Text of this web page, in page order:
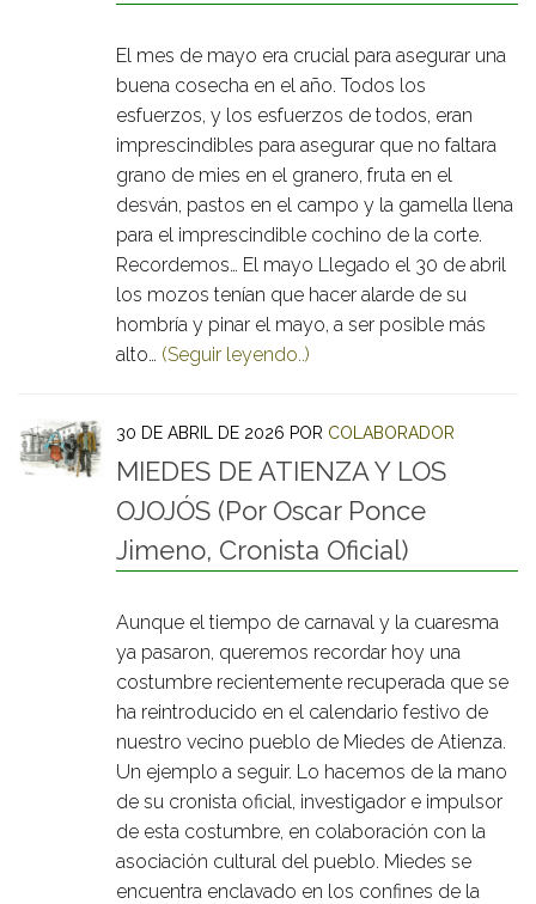
El mes de mayo era crucial para asegurar una
buena cosecha en el año. Todos los
esfuerzos, y los esfuerzos de todos, eran
imprescindibles para asegurar que no faltara
grano de mies en el granero, fruta en el
desván, pastos en el campo y la gamella llena
para el imprescindible cochino de la corte.
Recordemos… El mayo Llegado el 30 de abril
los mozos tenían que hacer alarde de su
hombría y pinar el mayo, a ser posible más
alto… (Seguir leyendo..)
30 DE ABRIL DE 2026 POR COLABORADOR
MIEDES DE ATIENZA Y LOS
OJOJÓS (Por Oscar Ponce
Jimeno, Cronista Oficial)
Aunque el tiempo de carnaval y la cuaresma
ya pasaron, queremos recordar hoy una
costumbre recientemente recuperada que se
ha reintroducido en el calendario festivo de
nuestro vecino pueblo de Miedes de Atienza.
Un ejemplo a seguir. Lo hacemos de la mano
de su cronista oficial, investigador e impulsor
de esta costumbre, en colaboración con la
asociación cultural del pueblo. Miedes se
encuentra enclavado en los confines de la